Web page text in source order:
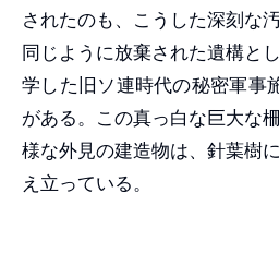
されたのも、こうした深刻な
同じように放棄された遺構と
学した旧ソ連時代の秘密軍事
がある。この真っ白な巨大な
様な外見の建造物は、針葉樹
え立っている。